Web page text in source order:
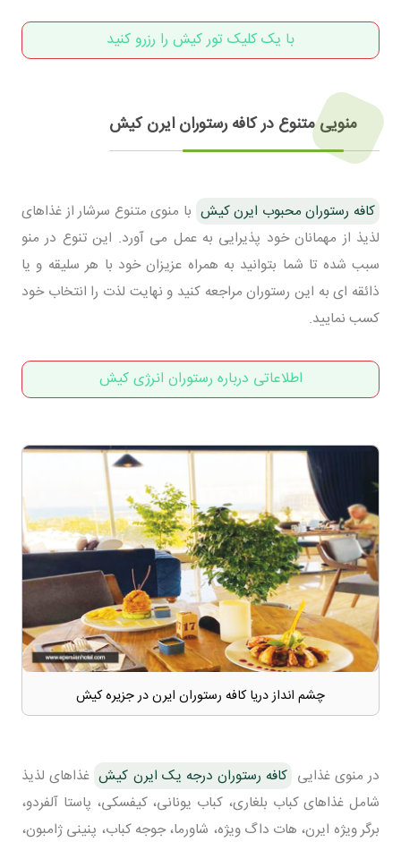
با یک کلیک تور کیش را رزرو کنید
منویی متنوع در کافه رستوران ایرن کیش
کافه رستوران محبوب ایرن کیش با منوی متنوع سرشار از غذاهای
لذیذ از مهمانان خود پذیرایی به عمل می آورد. این تنوع در منو
سبب شده تا شما بتوانید به همراه عزیزان خود با هر سلیقه و یا
ذائقه ای به این رستوران مراجعه کنید و نهایت لذت را انتخاب خود
کسب نمایید.
اطلاعاتی درباره رستوران انرژی کیش
چشم انداز دریا کافه رستوران ایرن در جزیره کیش
در منوی غذایی کافه رستوران درجه یک ایرن کیش غذاهای لذیذ
شامل غذاهای کباب بلغاری، کباب یونانی، کیفسکی، پاستا آلفردو،
برگر ویژه ایرن، هات داگ ویژه، شاورما، جوجه کباب، پنینی ژامبون،